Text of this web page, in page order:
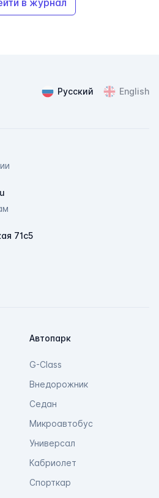
в журнал
Русский English
71с5
Автопарк
G-Class
Внедорожник
Седан
Микроавтобус
Универсал
Кабриолет
Спорткар
любой удобный